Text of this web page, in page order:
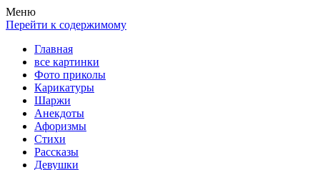
Весела хата — прикольные картинки, смешные истории,
клипы!
Покажем всем ваши фото приколы, карикатуры, шаржи, стихи,
рассказы, видео и песни!
Меню
Перейти к содержимому
Главная
все картинки
Фото приколы
Карикатуры
Шаржи
Анекдоты
Афоризмы
Стихи
Рассказы
Девушки